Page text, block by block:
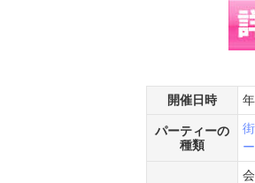
開催日時
パーティーの
種類